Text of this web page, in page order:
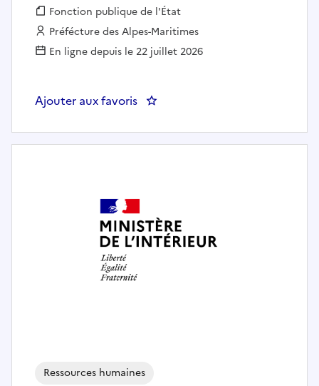
Fonction publique :
Fonction publique de l'État
Employeur :
Préfécture des Alpes-Maritimes
En ligne depuis le 22 juillet 2026
Ajouter aux favoris : Adjoint(e) au chef du bureau
Ressources humaines